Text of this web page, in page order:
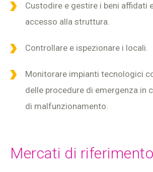
Custodire e gestire i beni affidati
accesso alla struttura.
Controllare e ispezionare i locali.
Monitorare impianti tecnologici
delle procedure di emergenza in
di malfunzionamento.
Mercati di riferimento